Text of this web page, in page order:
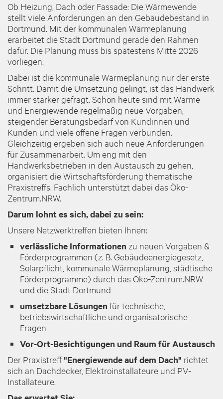
Ob Heizung, Dach oder Fassade: Die Wärmewende
stellt viele Anforderungen an den Gebäudebestand in
Dortmund. Mit der kommunalen Wärmeplanung
erarbeitet die Stadt Dortmund gerade den Rahmen
dafür. Die Planung muss bis spätestens Mitte 2026
vorliegen.
Dabei ist die kommunale Wärmeplanung nur der erste
Schritt. Damit die Umsetzung gelingt, ist das Handwerk
immer stärker gefragt. Schon heute sind mit Wärme-
und Energiewende regelmäßig neue Vorgaben,
steigender Beratungsbedarf von Kundinnen und
Kunden und viele offene Fragen verbunden.
Gleichzeitig ergeben sich auch neue Anforderungen
für Zusammenarbeit. Um eng mit den
Handwerksbetrieben in den Austausch zu gehen,
organisiert die Wirtschaftsförderung thematische
Praxistreffs. Fachlich unterstützt dabei das Öko-
Zentrum.NRW.
Darum lohnt es sich, dabei zu sein:
Unsere Netzwerktreffen bieten Ihnen:
verlässliche Informationenzu neuen Vorgaben &
Förderprogrammen (z. B. Gebäudeenergiegesetz,
Solarpflicht, kommunale Wärmeplanung, städtische
Förderprogramme) durch das Öko-Zentrum.NRW
und die Stadt Dortmund
umsetzbare Lösungenfür technische,
betriebswirtschaftliche und organisatorische
Fragen
Vor-Ort-Besichtigungen und Raum für Austausch
Der Praxistreff"Energiewende auf dem Dach" richtet
sich an Dachdecker, Elektroinstallateure und PV-
Installateure.